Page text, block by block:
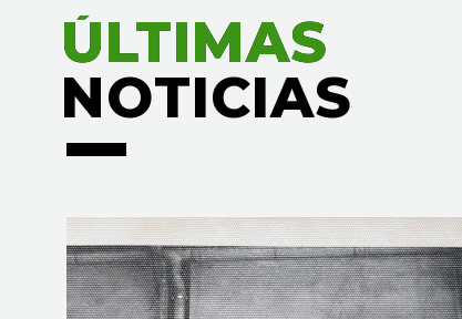
ÚLTIMAS
NOTICIAS
ÚLTIMAS
NOTICIAS